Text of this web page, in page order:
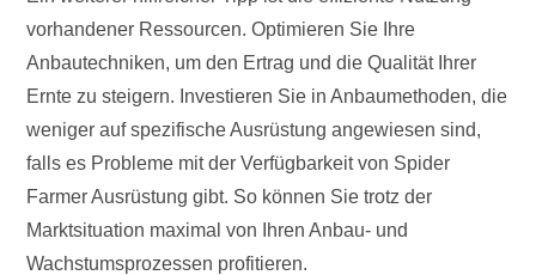
vorhandener Ressourcen. Optimieren Sie Ihre
Anbautechniken, um den Ertrag und die Qualität Ihrer
Ernte zu steigern. Investieren Sie in Anbaumethoden, die
weniger auf spezifische Ausrüstung angewiesen sind,
falls es Probleme mit der Verfügbarkeit von Spider
Farmer Ausrüstung gibt. So können Sie trotz der
Marktsituation maximal von Ihren Anbau- und
Wachstumsprozessen profitieren.